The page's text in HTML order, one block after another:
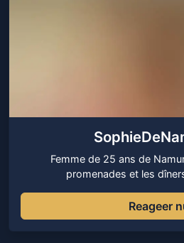
Femme de 25 ans de
promenades et les
Reageer